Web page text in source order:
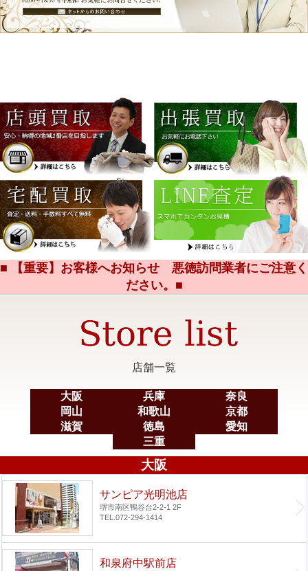
■ 【重要】お客様へお知らせ 悪徳訪問業者にご注意く
ださい。■
店舗一覧
大阪 兵庫
奈良
岡山
和歌山
京都
滋賀
徳島
愛知
三重
大阪
サンピア光明池店
堺市南区鴨谷台2-2-1 2F
TEL.072-294-1414
和泉府中駅前店